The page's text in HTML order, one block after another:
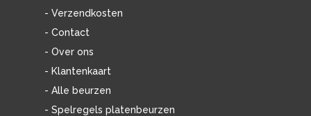
- Verzendkosten
- Contact
- Over ons
- Klantenkaart
- Alle beurzen
- Spelregels platenbeurzen